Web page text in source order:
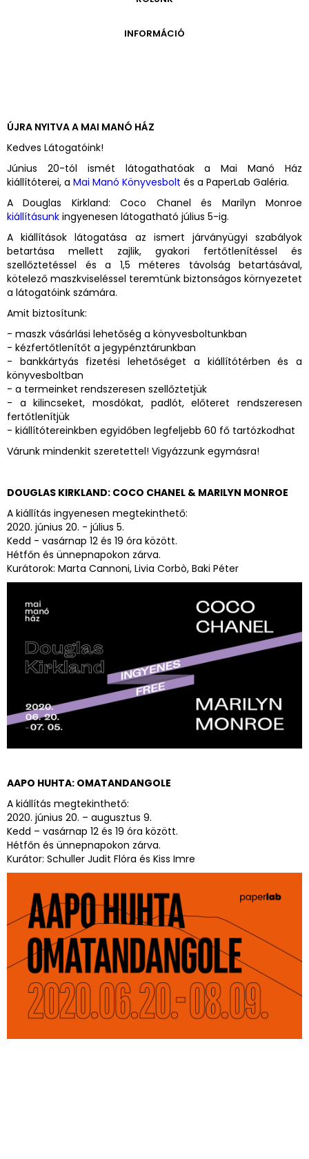
PÉCSI JÓZSEF - A NÉVADÓ
ARCHÍVUM 2014-2018
INFORMÁCIÓ
MEGKÖZELÍTÉS
ÚJRA NYITVA A MAI MANÓ HÁZ
Kedves Látogatóink!
Június 20-tól ismét látogathatóak a Mai Manó Ház
kiállítóterei, a Mai Manó Könyvesbolt és a PaperLab Galéria.
A Douglas Kirkland: Coco Chanel és Marilyn Monroe
kiállításunk ingyenesen látogatható július 5-ig.
A kiállítások látogatása az ismert járványügyi szabályok
betartása mellett zajlik, gyakori fertőtlenítéssel és
szellőztetéssel és a 1,5 méteres távolság betartásával,
kötelező maszkviseléssel teremtünk biztonságos környezetet
a látogatóink számára.
Amit biztosítunk:
- maszk vásárlási lehetőség a könyvesboltunkban
- kézfertőtlenítőt a jegypénztárunkban
- bankkártyás fizetési lehetőséget a kiállítótérben és a
könyvesboltban
- a termeinket rendszeresen szellőztetjük
- a kilincseket, mosdókat, padlót, előteret rendszeresen
fertőtlenítjük
- kiállítótereinkben egyidőben legfeljebb 60 fő tartózkodhat
Várunk mindenkit szeretettel! Vigyázzunk egymásra!
DOUGLAS KIRKLAND: COCO CHANEL & MARILYN MONROE
A kiállítás ingyenesen megtekinthető:
2020. június 20. - július 5.
Kedd - vasárnap 12 és 19 óra között.
Hétfőn és ünnepnapokon zárva.
Kurátorok: Marta Cannoni, Livia Corbò, Baki Péter
AAPO HUHTA: OMATANDANGOLE
A kiállítás megtekinthető:
2020. június 20. – augusztus 9.
Kedd – vasárnap 12 és 19 óra között.
Hétfőn és ünnepnapokon zárva.
Kurátor: Schuller Judit Flóra és Kiss Imre